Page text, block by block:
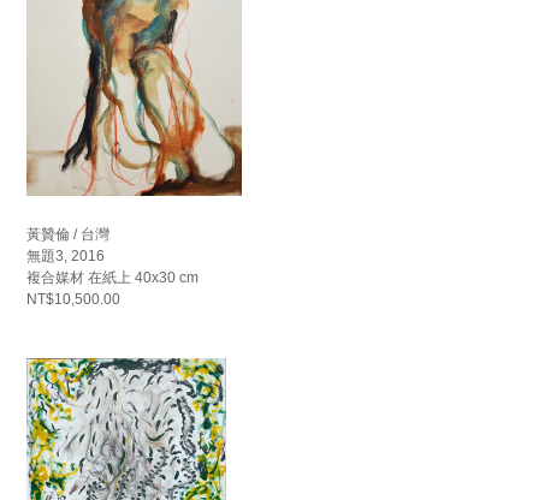
黃贊倫 / 台灣
無題3, 2016
複合媒材 在紙上 40x30 cm
NT$10,500.00